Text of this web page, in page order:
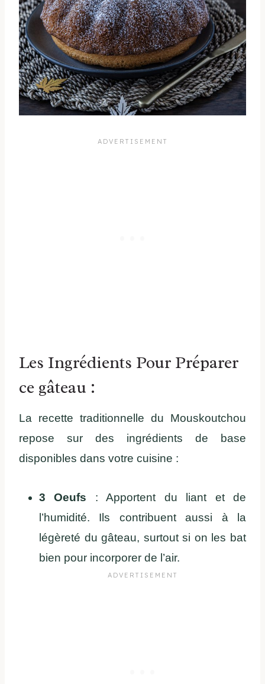
Les Ingrédients Pour Préparer
ce gâteau :
La recette traditionnelle du Mouskoutchou
repose sur des ingrédients de base
disponibles dans votre cuisine :
3 Oeufs : Apportent du liant et de
l’humidité. Ils contribuent aussi à la
légèreté du gâteau, surtout si on les bat
bien pour incorporer de l’air.